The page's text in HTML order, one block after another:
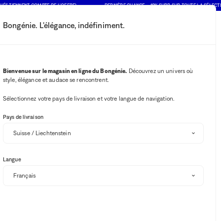
TIENNENT COMPTE DE L'OFFRE) DERNIÈRE CHANCE : -10% SUPP. SUR TOUTE LA
Bongénie. L'élégance, indéfiniment.
Bienvenue sur le magasin en ligne du Bongénie. Découvrez un univers où
style, élégance et audace se rencontrent.
Sélectionnez votre pays de livraison et votre langue de navigation.
Pays de livraison
Langue